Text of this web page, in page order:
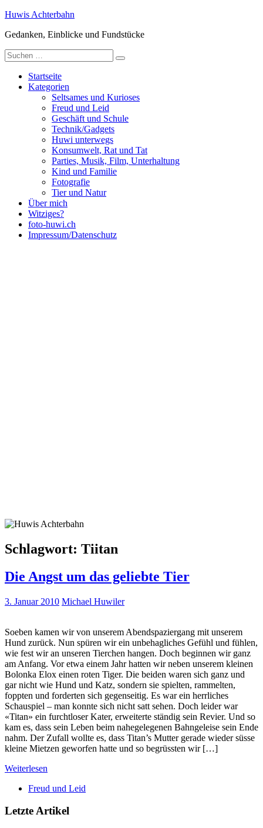
Zum
springen
Huwis Achterbahn
Gedanken, Einblicke und Fundstücke
Suche
nach:
Startseite
Kategorien
Seltsames und Kurioses
Freud und Leid
Geschäft und Schule
Technik/Gadgets
Huwi unterwegs
Konsumwelt, Rat und Tat
Parties, Musik, Film, Unterhaltung
Kind und Familie
Fotografie
Tier und Natur
Über mich
Witziges?
foto-huwi.ch
Impressum/Datenschutz
Schlagwort: Tiitan
Die Angst um das geliebte Tier
3. Januar 2010 Michael Huwiler
Soeben kamen wir von unserem Abendspaziergang mit unserem
Hund zurück. Nun spüren wir ein unbehagliches Gefühl und fühlen,
wie fest wir an unseren Tierchen hangen. Doch beginnen wir ganz
am Anfang. Vor etwa einem Jahr hatten wir neben unserem kleinen
Bolonka Elox einen roten Tiger. Die beiden waren sich ganz und
gar nicht wie Hund und Katz, sondern sie spielten, rammelten,
foppten und forderten sich gegenseitig. Es war ein herrliches
Schauspiel – man konnte sich nicht satt sehen. Doch leider war
«Titan» ein furchtloser Kater, erweiterte ständig sein Revier. Und so
kam es, dass sein Leben beim nahegelegenen Bahngeleise sein Ende
nahm. Der Zufall wollte es, dass Titan’s Mutter gerade wieder süsse
kleine Mietzen geworfen hatte und so begrüssten wir […]
Weiterlesen
Freud und Leid
Letzte Artikel